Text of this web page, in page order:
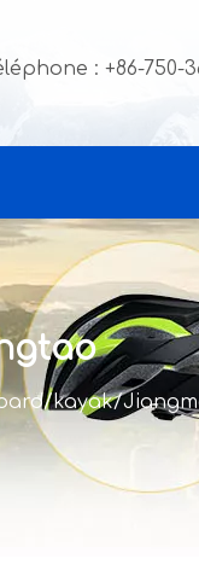
: +86-750-
kayak/